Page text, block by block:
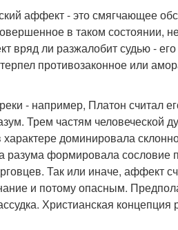
аффект - это смягчающее
в таком состоянии,
вряд ли разжалобит судью -
противозаконное или
- например, Платон считал
Трем частям человеческой
доминировала
разума формировала
Так или иначе, аффект
и потому опасным.
Христианская концепция